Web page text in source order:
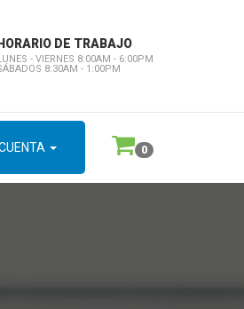
HORARIO DE TRABAJO
- VIERNES 8:00AM - 6:00PM
8:30AM - 1:00PM
0